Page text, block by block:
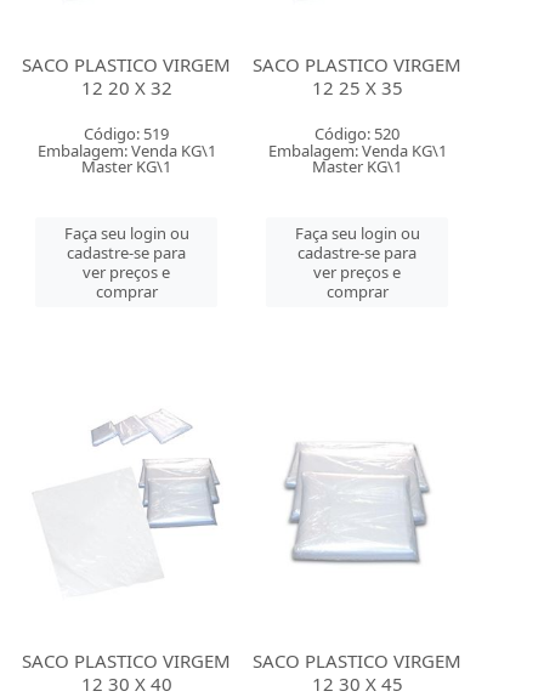
SACO PLASTICO VIRGEM
12 20 X 32
Código: 519
Embalagem: Venda KG\1
Master KG\1
Faça seu login ou
cadastre-se para
ver preços e
comprar
SACO PLASTICO VIRGEM
12 25 X 35
Código: 520
Embalagem: Venda KG\1
Master KG\1
Faça seu login ou
cadastre-se para
ver preços e
comprar
SACO PLASTICO VIRGEM
12 30 X 40
SACO PLASTICO VIRGEM
12 30 X 45